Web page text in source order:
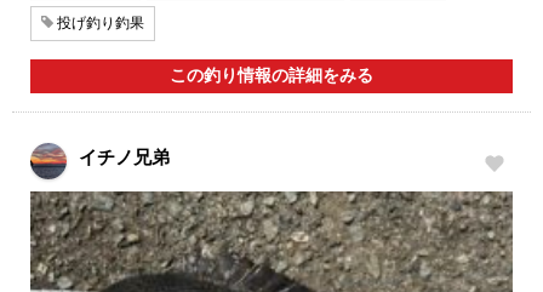
投げ釣り釣果
この釣り情報の詳細をみる
イチノ兄弟